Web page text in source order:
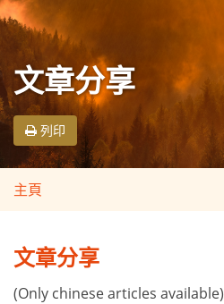
文章分享
列印
主頁
文章分享
(Only chinese articles available)